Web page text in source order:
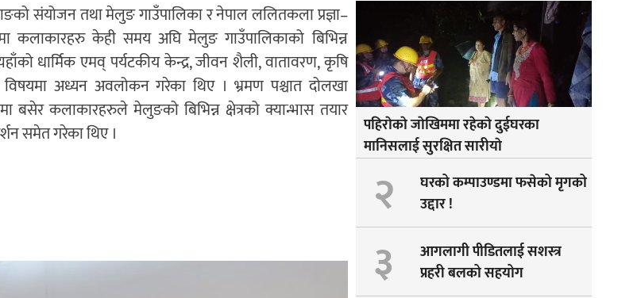
संयोजन तथा मेलुङ गाउँपालिका र नेपाल ललितकला प्रज्ञा–
कलाकारहरु केही समय अघि मेलुङ गाउँपालिकाको बिभिन्न
धार्मिक एमव् पर्यटकीय केन्द्र, जीवन शैली, वातावरण, कृषि
अध्यन अवलोकन गरेका थिए । भ्रमण पश्चात दोलखा
बसेर कलाकारहरुले मेलुङको बिभिन्न क्षेत्रको क्यान्भास तयार
समेत गरेका थिए ।
पहिराेकाे जाेखिममा रहेकाे दुईघरका
मानिसलाई सुरक्षित सारीयाे
२
घरको कम्पाउण्डमा फसेको मृगको
उद्दार !
३
आगलागी पीडितलाई सशस्त्र
प्रहरी बलको सहयोग